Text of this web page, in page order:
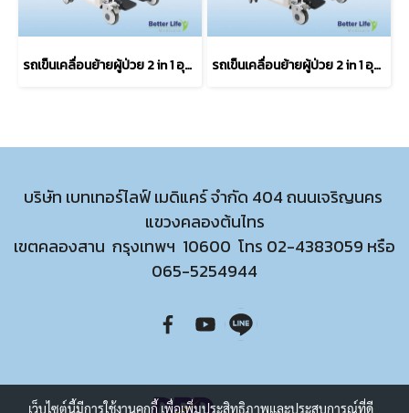
รถเข็นเคลื่อนย้ายผู้ป่วย 2 in 1 อุปกรณ์เคลื่อนย้ายผู้ป่วยติดเตียง รถเข็นสำหรับผู้ป่วยติดเตียง รถเข็นเคลื่อนย้ายผู้ป่วย 2 in 1 อุปกรณ์เคลื่อนย้ายผู้ป่วยติดเตียง รถเข็นสำหรับผู้ป่วยติดเตียง
บริษัท เบทเทอร์ไลฟ์ เมดิแคร์ จำกัด 404 ถนนเจริญนคร
แขวงคลองต้นไทร
เขตคลองสาน กรุงเทพฯ 10600 โทร 02-4383059 หรือ
065-5254944
เว็บไซต์นี้มีการใช้งานคุกกี้ เพื่อเพิ่มประสิทธิภาพและประสบการณ์ที่ดี